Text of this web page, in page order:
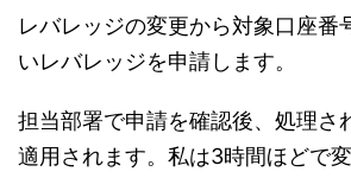
レバレッジの変更から対象口座番
いレバレッジを申請します。
担当部署で申請を確認後、処理さ
適用されます。私は3時間ほどで